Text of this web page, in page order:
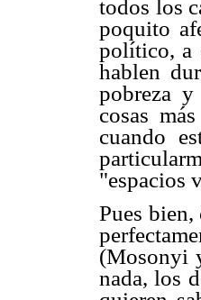
todos los
poquito
político, a
hablen
pobreza
cosas
cuando
"espacios
Pues
(Mosonyi
nada, los